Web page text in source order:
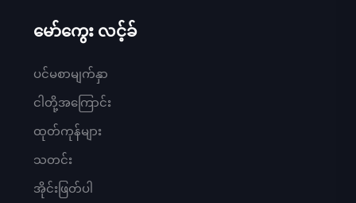
မော်ကွေး လင့်ခ်
ပင်မစာမျက်နှာ
ငါတို့အကြောင်း
ထုတ်ကုန်များ
သတင်း
အိုင်းဖြတ်ပါ